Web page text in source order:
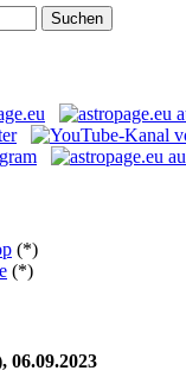
(*)
(*)
06.09.2023